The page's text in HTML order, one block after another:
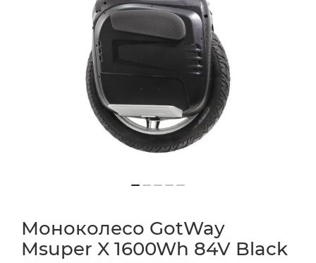
Моноколесо GotWay
Msuper X 1600Wh 84V Black